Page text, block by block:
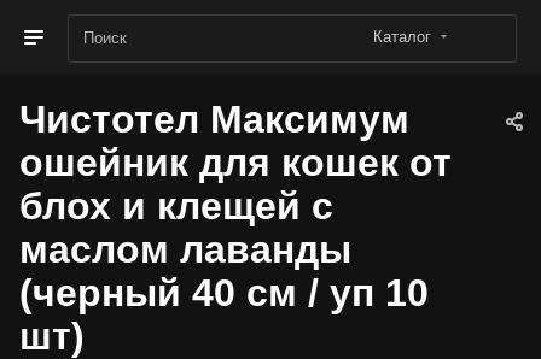
Каталог
Чистотел Максимум
ошейник для кошек от
блох и клещей с
маслом лаванды
(черный 40 см / уп 10
шт)